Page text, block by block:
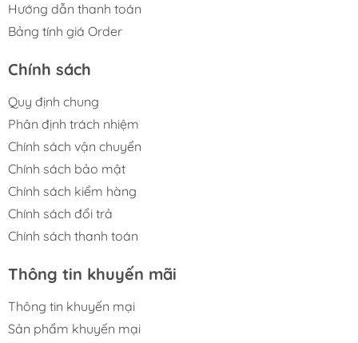
Hướng dẫn thanh toán
Bảng tính giá Order
Chính sách
Quy định chung
Phân định trách nhiệm
Chính sách vận chuyển
Chính sách bảo mật
Chính sách kiểm hàng
Chính sách đổi trả
Chính sách thanh toán
Thông tin khuyến mãi
Thông tin khuyến mại
Sản phẩm khuyến mại